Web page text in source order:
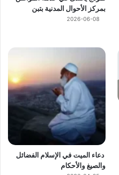
بمركز الأحوال المدنية بتبن
2026-06-08
دعاء الميت في الإسلام الفضائل
والصيغ والأحكام